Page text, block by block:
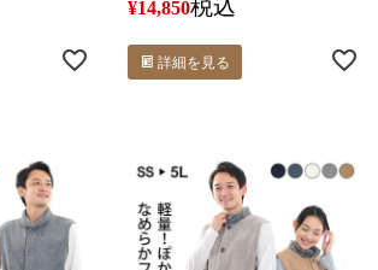
¥14,850税込
詳細を見る